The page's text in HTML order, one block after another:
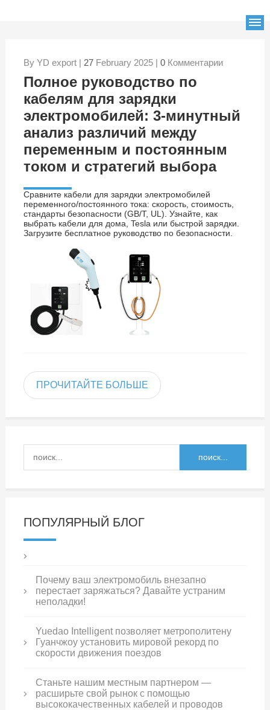
By YD export | 27February 2025 | 0Комментарии
Полное руководство по
кабелям для зарядки
электромобилей: 3-минутный
анализ различий между
переменным и постоянным
током и стратегий выбора
Сравните кабели для зарядки электромобилей
переменного/постоянного тока: скорость, стоимость,
стандарты безопасности (GB/T, UL). Узнайте, как
выбрать кабели для дома, Tesla или быстрой зарядки.
Загрузите бесплатное руководство по безопасности.
ПРОЧИТАЙТЕ БОЛЬШЕ
ПОПУЛЯРНЫЙ БЛОГ
Почему ваш электромобиль внезапно
перестает заряжаться? Давайте устраним
неполадки!
Yuedao Intelligent позволяет метрополитену
Гуанчжоу установить мировой рекорд по
скорости движения поездов
Станьте нашим местным партнером —
расширьте свой рынок с помощью
высококачественных кабелей и проводов